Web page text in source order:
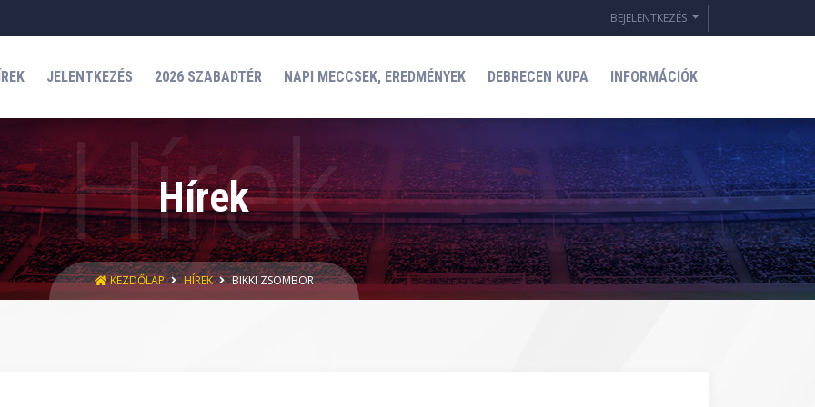
BEJELENTKEZÉS
JELENTKEZÉS 2026 SZABADTÉR NAPI MECCSEK, EREDMÉNYEK DEBRECEN KUPA INFORMÁCIÓK
Hírek
KEZDŐLAP HÍREK BIKKI ZSOMBOR